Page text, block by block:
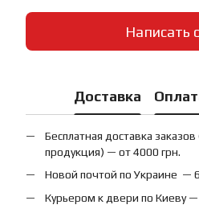
Написать
Доставка
Бесплатная доставка
продукция) — от 4000 грн.
Новой почтой по Украине —
Курьером к двери по Киеву —